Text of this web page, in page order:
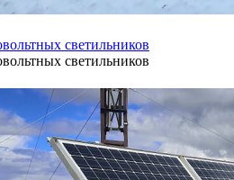
светильников
светильников